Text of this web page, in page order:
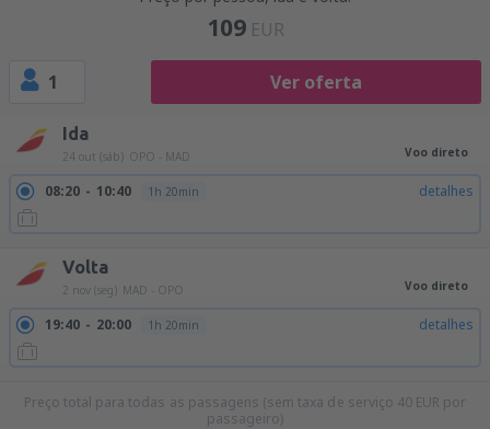
109 EUR
1 Ver oferta
Ida
24 out (sáb) OPO - MAD Voo direto
08:20 10:40 1h 20min detalhes
Volta
2 nov (seg) MAD - OPO Voo direto
19:40 20:00 1h 20min detalhes
Preço total para todas as passagens (sem taxa de serviço 40 EUR por
passageiro)